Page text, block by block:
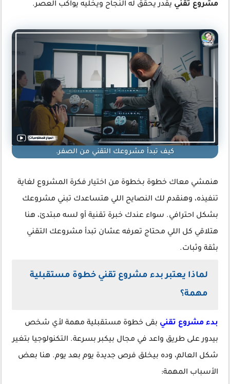
مشروع تقني يقدر يحقق له النجاح ويخليه يواكب العصر.
كيف تبدأ مشروعك التقني من الصفر.
هنمشي معاك خطوة بخطوة من اختيار فكرة المشروع لغاية
تنفيذه، وهنقدم لك النصايح اللي هتساعدك تبني مشروعك
بشكل احترافي. سواء عندك خبرة تقنية أو لسه مبتدئ، هنا
هتلاقي كل اللي محتاج تعرفه عشان تبدأ مشروعك التقني
بثقة وثبات.
لماذا يعتبر بدء مشروع تقني خطوة مستقبلية
مهمة؟
بدء مشروع تقني بقى خطوة مستقبلية مهمة لأي شخص
بيدور على طريق واعد في مجال بيكبر بسرعة. التكنولوجيا بتغير
شكل العالم، وده بيخلق فرص جديدة يوم بعد يوم. هنا بعض
الأسباب المهمة: